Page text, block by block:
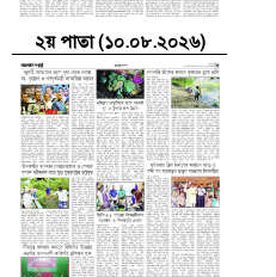
২য় পাতা (১০.০৮.২০২৬)